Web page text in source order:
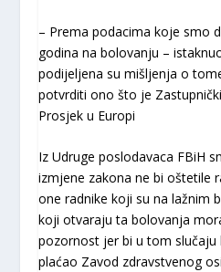
– Prema podacima koje smo
godina na bolovanju –
podijeljena su mišljenja o
potvrditi ono što je
Prosjek u Europi
Iz Udruge poslodavaca FBiH
izmjene zakona ne bi oštetile
one radnike koji su na lažnim
koji otvaraju ta bolovanja
pozornost jer bi u tom slučaju
plaćao Zavod zdravstvenog